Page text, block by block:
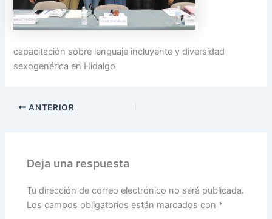
capacitación sobre lenguaje incluyente y diversidad
sexogenérica en Hidalgo
ANTERIOR
Deja una respuesta
Tu dirección de correo electrónico no será publicada.
Los campos obligatorios están marcados con *